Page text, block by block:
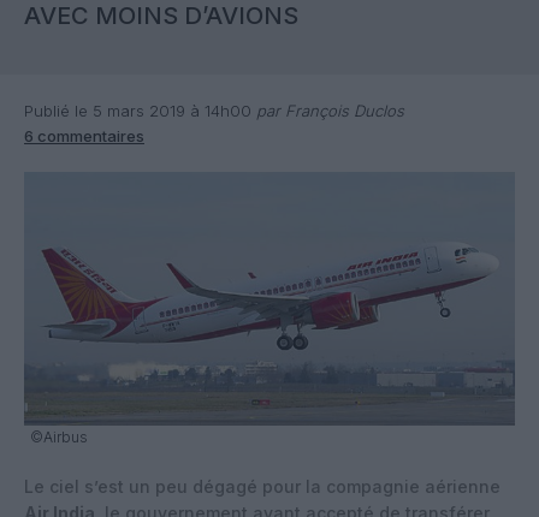
AVEC MOINS D’AVIONS
Publié le 5 mars 2019 à 14h00 par François Duclos
6 commentaires
©Airbus
Le ciel s’est un peu dégagé pour la compagnie aérienne
Air India , le gouvernement ayant accepté de transférer